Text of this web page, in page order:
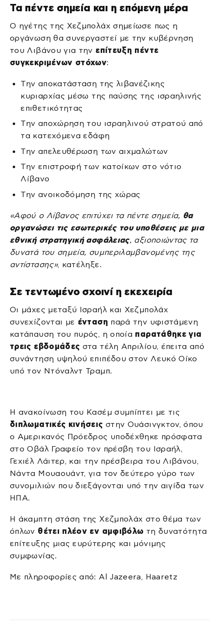
Τα πέντε σημεία και η επόμενη μέρα
Ο ηγέτης της Χεζμπολάχ σημείωσε πως η
οργάνωση θα συνεργαστεί με την κυβέρνηση
του Λιβάνου για την επίτευξη πέντε
συγκεκριμένων στόχων:
Την αποκατάσταση της λιβανέζικης
κυριαρχίας μέσω της παύσης της ισραηλινής
επιθετικότητας
Την αποχώρηση του ισραηλινού στρατού από
τα κατεχόμενα εδάφη
Την απελευθέρωση των αιχμαλώτων
Την επιστροφή των κατοίκων στο νότιο
Λίβανο
Την ανοικοδόμηση της χώρας
«Αφού ο Λίβανος επιτύχει τα πέντε σημεία, θα
οργανώσει τις εσωτερικές του υποθέσεις με μια
εθνική στρατηγική ασφάλειας, αξιοποιώντας τα
δυνατά του σημεία, συμπεριλαμβανομένης της
αντίστασης», κατέληξε.
Σε τεντωμένο σχοινί η εκεχειρία
Οι μάχες μεταξύ Ισραήλ και Χεζμπολάχ
συνεχίζονται με ένταση παρά την υφιστάμενη
κατάπαυση του πυρός, η οποία παρατάθηκε για
τρεις εβδομάδες στα τέλη Απριλίου, έπειτα από
συνάντηση υψηλού επιπέδου στον Λευκό Οίκο
υπό τον Ντόναλντ Τραμπ.
Η ανακοίνωση του Κασέμ συμπίπτει με τις
διπλωματικές κινήσεις στην Ουάσινγκτον, όπου
ο Αμερικανός Πρόεδρος υποδέχθηκε πρόσφατα
στο Οβάλ Γραφείο τον πρέσβη του Ισραήλ,
Γεχιέλ Λάιτερ, και την πρέσβειρα του Λιβάνου,
Νάντα Μουαουάντ, για τον δεύτερο γύρο των
συνομιλιών που διεξάγονται υπό την αιγίδα των
ΗΠΑ.
Η άκαμπτη στάση της Χεζμπολάχ στο θέμα των
όπλων θέτει πλέον εν αμφιβόλω τη δυνατότητα
επίτευξης μιας ευρύτερης και μόνιμης
συμφωνίας.
Με πληροφορίες από: Al Jazeera, Haaretz